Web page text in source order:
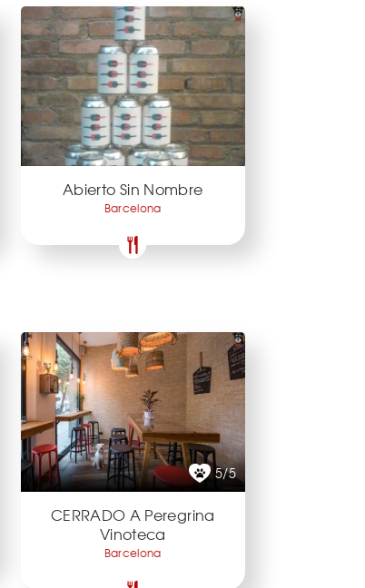
Abierto Sin Nombre
Barcelona
5/5
CERRADO A Peregrina
Vinoteca
Barcelona